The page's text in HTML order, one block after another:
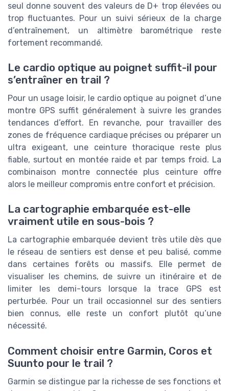
seul donne souvent des valeurs de D+ trop élevées ou
trop fluctuantes. Pour un suivi sérieux de la charge
d’entraînement, un altimètre barométrique reste
fortement recommandé.
Le cardio optique au poignet suffit-il pour
s’entraîner en trail ?
Pour un usage loisir, le cardio optique au poignet d’une
montre GPS suffit généralement à suivre les grandes
tendances d’effort. En revanche, pour travailler des
zones de fréquence cardiaque précises ou préparer un
ultra exigeant, une ceinture thoracique reste plus
fiable, surtout en montée raide et par temps froid. La
combinaison montre connectée plus ceinture offre
alors le meilleur compromis entre confort et précision.
La cartographie embarquée est-elle
vraiment utile en sous-bois ?
La cartographie embarquée devient très utile dès que
le réseau de sentiers est dense et peu balisé, comme
dans certaines forêts ou massifs. Elle permet de
visualiser les chemins, de suivre un itinéraire et de
limiter les demi-tours lorsque la trace GPS est
perturbée. Pour un trail occasionnel sur des sentiers
bien connus, elle reste un confort plutôt qu’une
nécessité.
Comment choisir entre Garmin, Coros et
Suunto pour le trail ?
Garmin se distingue par la richesse de ses fonctions et